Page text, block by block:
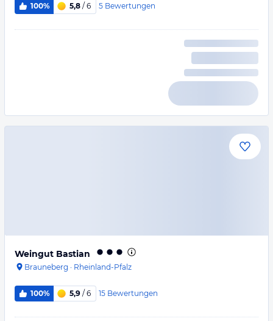
100% 5,8 / 6 5 Bewertungen
Weingut Bastian
Brauneberg · Rheinland-Pfalz
100% 5,9 / 6 15 Bewertungen